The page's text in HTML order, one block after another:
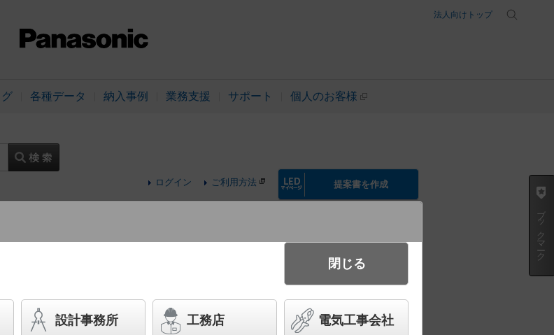
法人向けトップ
各種データ 納入事例 業務支援 サポート 個人のお客様
ログイン ご利用方法 提案書を作成
中埋込型 LED（電球色） エントランスライト LED電球交換型・防雨型／
上高784mm 白熱電球40形1灯器具相当
工場在庫品
ブックマーク
設計事務所 工務店 電気工事会社
閉じる